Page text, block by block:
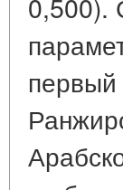
первый